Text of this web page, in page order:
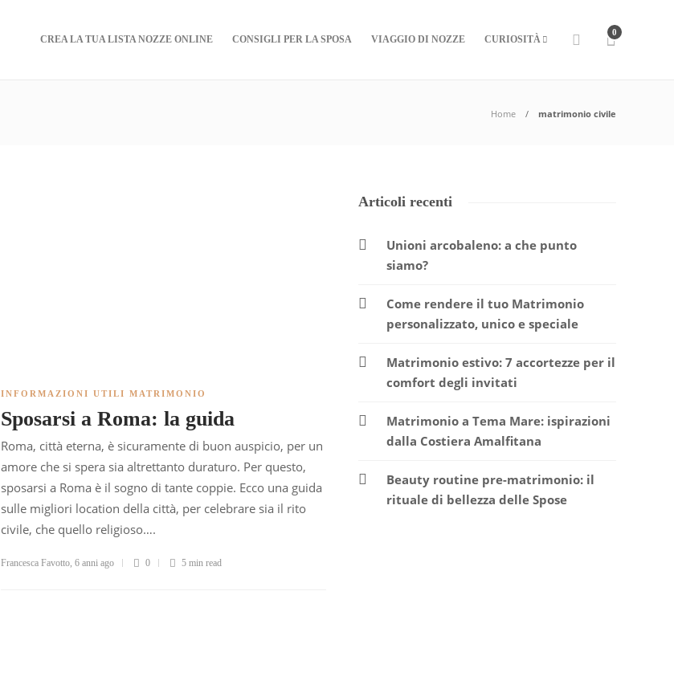
CREA LA TUA LISTA NOZZE ONLINE CONSIGLI PER LA SPOSA VIAGGIO DI NOZZE CURIOSITÀ
0
Home matrimonio civile
INFORMAZIONI UTILI MATRIMONIO
Sposarsi a Roma: la guida
Roma, città eterna, è sicuramente di buon auspicio, per un
amore che si spera sia altrettanto duraturo. Per questo,
sposarsi a Roma è il sogno di tante coppie. Ecco una guida
sulle migliori location della città, per celebrare sia il rito
civile, che quello religioso….
Francesca Favotto, 6 anni ago 0 5 min read
Articoli recenti
Unioni arcobaleno: a che punto
siamo?
Come rendere il tuo Matrimonio
personalizzato, unico e speciale
Matrimonio estivo: 7 accortezze per il
comfort degli invitati
Matrimonio a Tema Mare: ispirazioni
dalla Costiera Amalfitana
Beauty routine pre-matrimonio: il
rituale di bellezza delle Spose